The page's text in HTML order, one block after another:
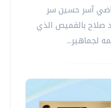
آسر حسين سر
صلاح بالقميص الذي